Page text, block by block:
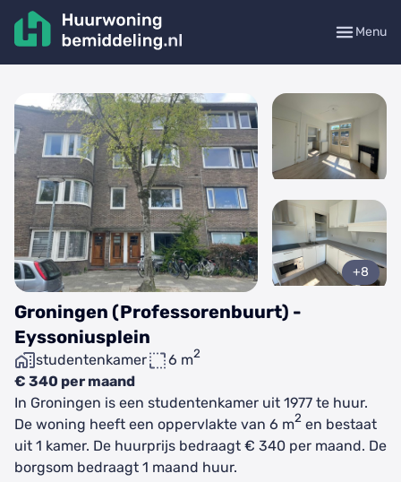
Menu
Groningen (Professorenbuurt) -
Eyssoniusplein
studentenkamer 6 m2
€ 340 per maand
+8
In Groningen is een studentenkamer uit 1977 te huur.
De woning heeft een oppervlakte van 6 m2 en bestaat
uit 1 kamer. De huurprijs bedraagt € 340 per maand. De
borgsom bedraagt 1 maand huur.